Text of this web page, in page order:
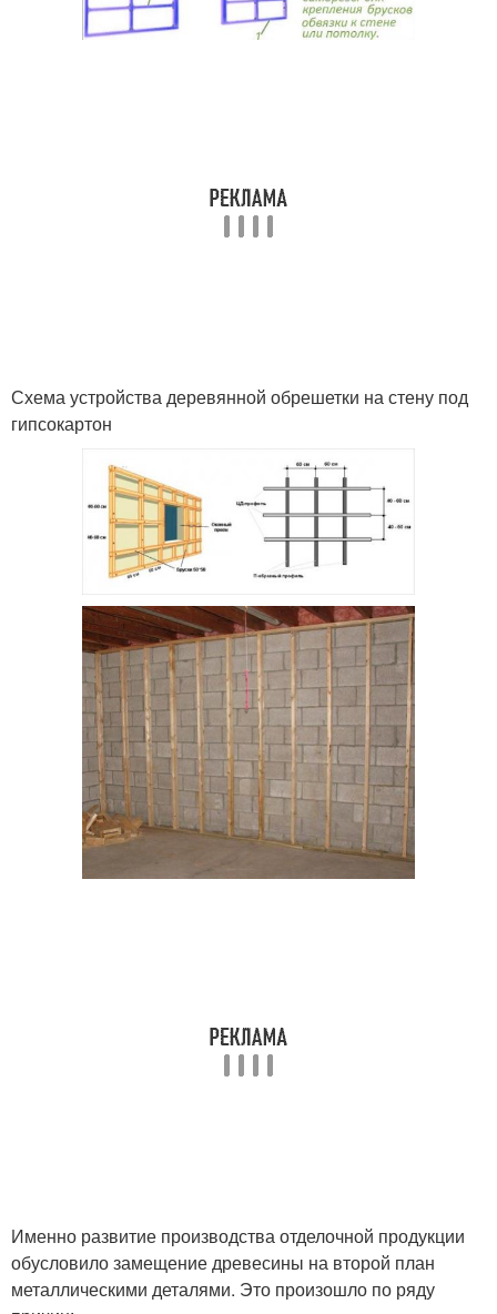
Схема устройства деревянной обрешетки на стену под
гипсокартон
Именно развитие производства отделочной продукции
обусловило замещение древесины на второй план
металлическими деталями. Это произошло по ряду